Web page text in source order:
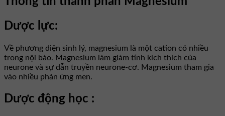
Dược lực:
Về phương diện sinh lý, magnesium là một cation có nhiều
trong nội bào. Magnesium làm giảm tính kích thích của
neurone và sự dẫn truyền neurone-cơ. Magnesium tham gia
vào nhiều phản ứng men.
Dược động học :